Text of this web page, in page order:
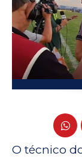
O técnico